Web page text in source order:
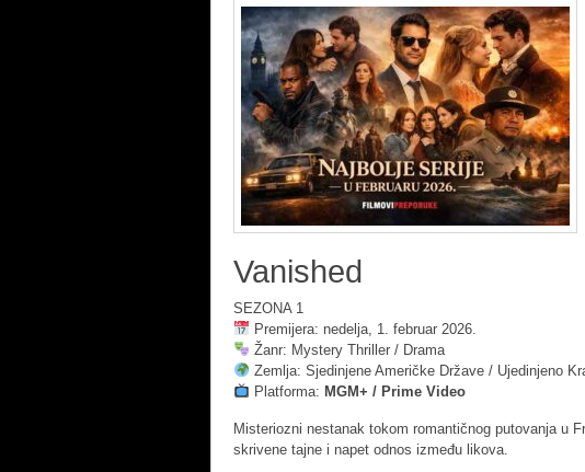
Vanished
SEZONA 1
Premijera: nedelja, 1. februar 2026.
Žanr: Mystery Thriller / Drama
Zemlja: Sjedinjene Američke Države / Ujedinjeno
Platforma: MGM+ / Prime Video
Misteriozni nestanak tokom romantičnog putovanja u
skrivene tajne i napet odnos između likova.